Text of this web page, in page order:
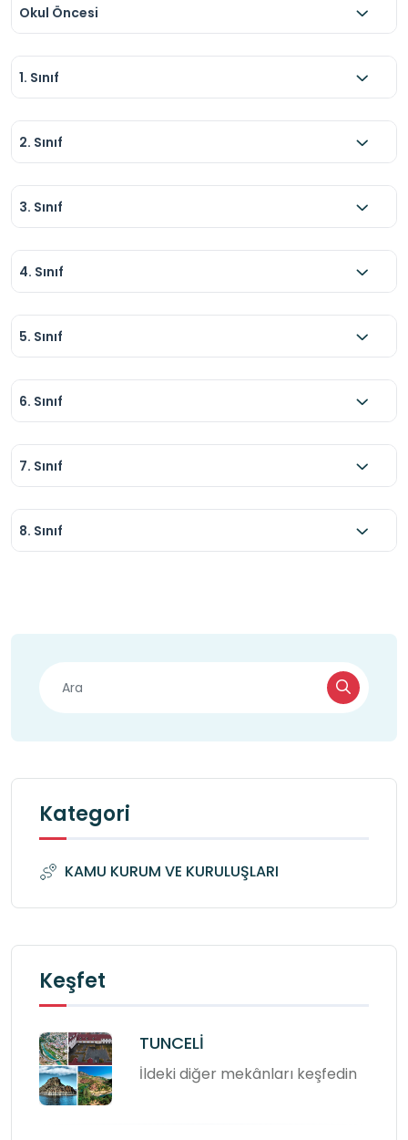
Okul Öncesi
1. Sınıf
2. Sınıf
3. Sınıf
4. Sınıf
5. Sınıf
6. Sınıf
7. Sınıf
8. Sınıf
Kategori
KAMU KURUM VE KURULUŞLARI
Keşfet
TUNCELİ
İldeki diğer mekânları keşfedin